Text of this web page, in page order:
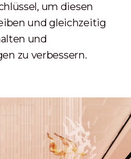
um diesen
und gleichzeitig
und
zu verbessern.